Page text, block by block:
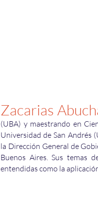
Zacarias
(UBA) y maestrando en
Universidad de San Andrés
la Dirección General de
Buenos Aires. Sus temas
entendidas como la